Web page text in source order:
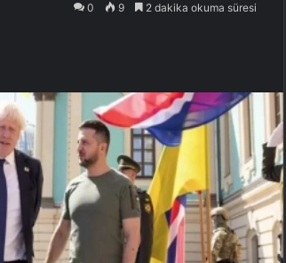
0 9 2 dakika okuma süresi